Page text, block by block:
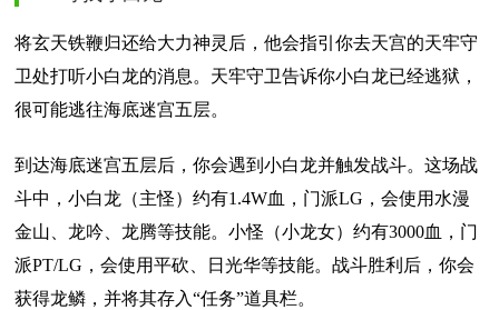
将玄天铁鞭归还给大力神灵后，他会指引你去天宫的天牢守
卫处打听小白龙的消息。天牢守卫告诉你小白龙已经逃狱，
很可能逃往海底迷宫五层。
到达海底迷宫五层后，你会遇到小白龙并触发战斗。这场战
斗中，小白龙（主怪）约有1.4W血，门派LG，会使用水漫
金山、龙吟、龙腾等技能。小怪（小龙女）约有3000血，门
派PT/LG，会使用平砍、日光华等技能。战斗胜利后，你会
获得龙鳞，并将其存入“任务”道具栏。